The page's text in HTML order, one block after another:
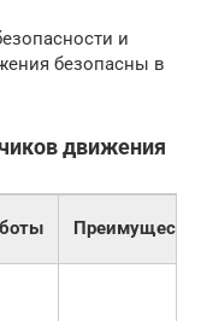
и
безопасны в
движения